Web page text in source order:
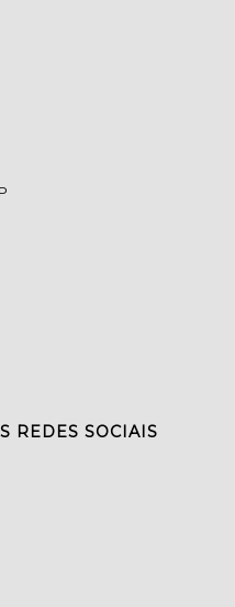
REDES SOCIAIS